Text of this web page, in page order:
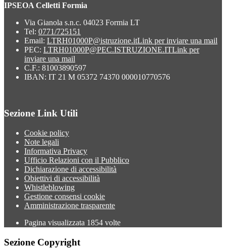
IPSEOA Celletti Formia
Via Gianola s.n.c. 04023 Formia LT
Tel: 0771/725151
Email: LTRH01000P@istruzione.itLink per inviare una mail
PEC: LTRH01000P@PEC.ISTRUZIONE.ITLink per
inviare una mail
C.F.: 81003890597
IBAN: IT 21 M 05372 74370 000010770576
Sezione Link Utili
Cookie policy
Note legali
Informativa Privacy
Ufficio Relazioni con il Pubblico
Dichiarazione di accessibilità
Obiettivi di accessibilità
Whistleblowing
Gestione consensi cookie
Amministrazione trasparente
Pagina visualizzata 1854 volte
Sezione Copyright